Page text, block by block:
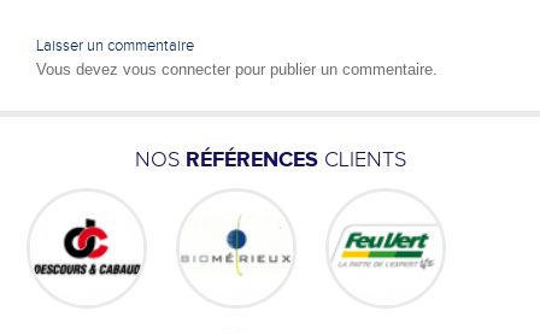
Laisser un commentaire
Vous devez vous connecter pour publier un commentaire.
NOS RÉFÉRENCESCLIENTS